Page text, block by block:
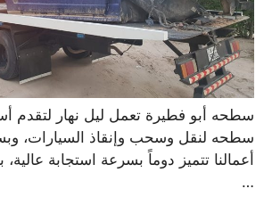
سطحه أبو فطيرة تعمل ليل نهار لتقدم
سطحه لنقل وسحب وإنقاذ السيارات،
أعمالنا تتميز دوماً بسرعة استجابة عالية،